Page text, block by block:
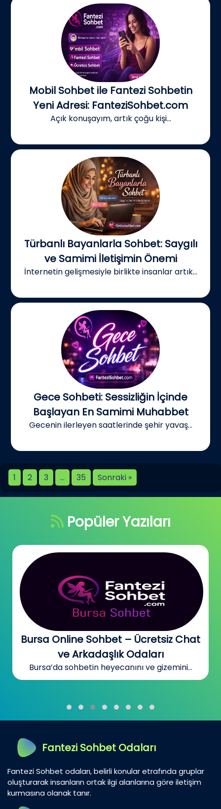
Mobil Sohbet ile Fantezi Sohbetin
Yeni Adresi: FanteziSohbet.com
Açık konuşayım, artık çoğu kişi...
Türbanlı Bayanlarla Sohbet: Saygılı
ve Samimi İletişimin Önemi
İnternetin gelişmesiyle birlikte insanlar artık...
Gece Sohbeti: Sessizliğin İçinde
Başlayan En Samimi Muhabbet
Gecenin ilerleyen saatlerinde şehir yavaş...
1 2 3 … 35 Sonraki »
Popüler Yazıları
Bursa Online Sohbet – Ücretsiz Chat
ve Arkadaşlık Odaları
Bursa’da sohbetin heyecanını ve gizemini...
Fantezi Sohbet Odaları
Fantezi Sohbet odaları, belirli konular etrafında gruplar
oluşturarak insanların ortak ilgi alanlarına göre iletişim
kurmasına olanak tanır.